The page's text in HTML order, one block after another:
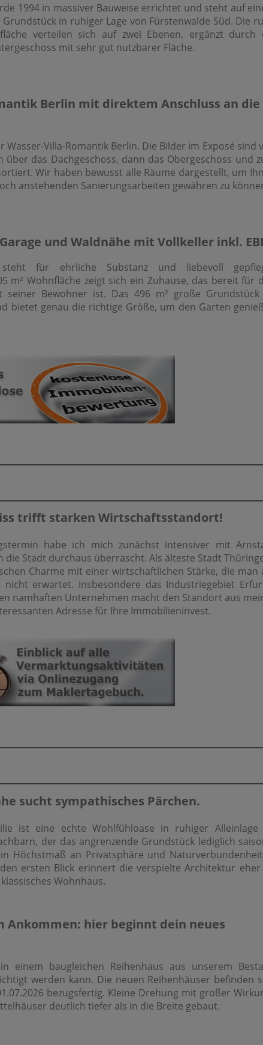
1994 in massiver Bauweise errichtet und steht auf
in ruhiger Lage von Fürstenwalde Süd. Die
verteilen sich auf zwei Ebenen, ergänzt durch
mit sehr gut nutzbarer Fläche.
Berlin mit direktem Anschluss an die
Wasser-Villa-Romantik Berlin. Die Bilder im Exposé sind
über das Dachgeschoss, dann das Obergeschoss und
Wir haben bewusst alle Räume dargestellt, um
anstehenden Sanierungsarbeiten gewähren zu
und Waldnähe mit Vollkeller inkl.
steht für ehrliche Substanz und liebevoll
m² Wohnfläche zeigt sich ein Zuhause, das bereit für
seiner Bewohner ist. Das 496 m² große
bietet genau die richtige Größe, um den Garten
trifft starken Wirtschaftsstandort!
habe ich mich zunächst intensiver mit
die Stadt durchaus überrascht. Als älteste Stadt
Charme mit einer wirtschaftlichen Stärke, die man
nicht erwartet. Insbesondere das Industriegebiet
namhaften Unternehmen macht den Standort aus
Adresse für Ihre Immobilieninvest.
sucht sympathisches Pärchen.
ist eine echte Wohlfühloase in ruhiger Alleinlage
der das angrenzende Grundstück lediglich
Höchstmaß an Privatsphäre und
ersten Blick erinnert die verspielte Architektur eher
Wohnhaus.
Ankommen: hier beginnt dein neues
einem baugleichen Reihenhaus aus unserem
werden kann. Die neuen Reihenhäuser befinden
bezugsfertig. Kleine Drehung mit großer
deutlich tiefer als in die Breite gebaut.